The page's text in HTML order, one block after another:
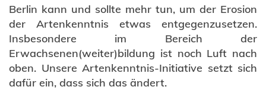
Berlin kann und sollte mehr tun, um der Erosion
der Artenkenntnis etwas entgegenzusetzen.
Insbesondere im Bereich der
Erwachsenen(weiter)bildung ist noch Luft nach
oben. Unsere Artenkenntnis-Initiative setzt sich
dafür ein, dass sich das ändert.